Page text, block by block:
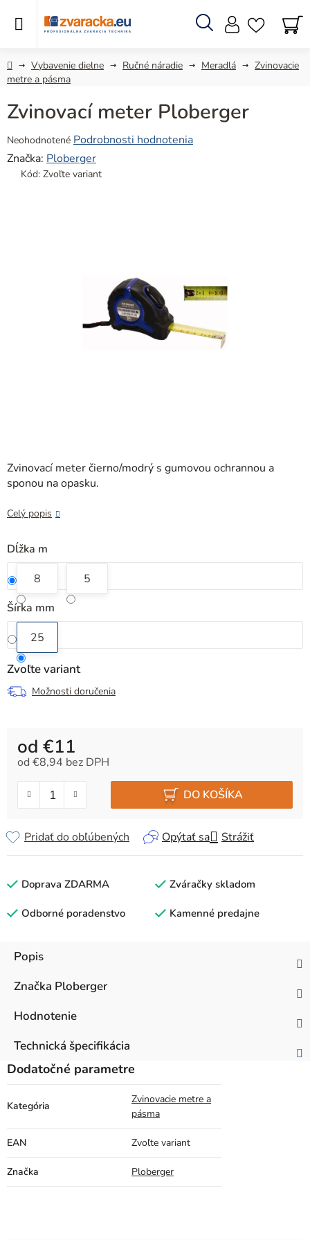
Hľadať
DomovVybavenie dielne Ručné náradie Meradlá
Zvinovacie
metre a pásma
Zvinovací meter čierno/modrý s gumovou ochrannou a
sponou na opasku.
Celý popis
Dĺžka m
8
5
Šírka mm
25
Zvoľte variant
Možnosti doručenia
od €11
od €8,94 bez DPH
DO KOŠÍKA
Opýtať sa Strážiť
Pridať do obľúbených
Zvinovací meter Ploberger
Priemerné
hodnotenie
produktu
Neohodnotené Podrobnosti hodnotenia
Značka: Ploberger
Kód: Zvoľte variant
Doprava ZDARMA Zváračky skladom
Odborné poradenstvo Kamenné predajne
Popis
Značka Ploberger
Hodnotenie
Technická špecifikácia
Dodatočné parametre
Kategória
Zvinovacie metre a
pásma
EAN Zvoľte variant
Značka Ploberger